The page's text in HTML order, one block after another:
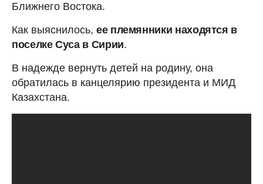
Ближнего Востока.
Как выяснилось, ее племянники находятся в
поселке Суса в Сирии.
В надежде вернуть детей на родину, она
обратилась в канцелярию президента и МИД
Казахстана.